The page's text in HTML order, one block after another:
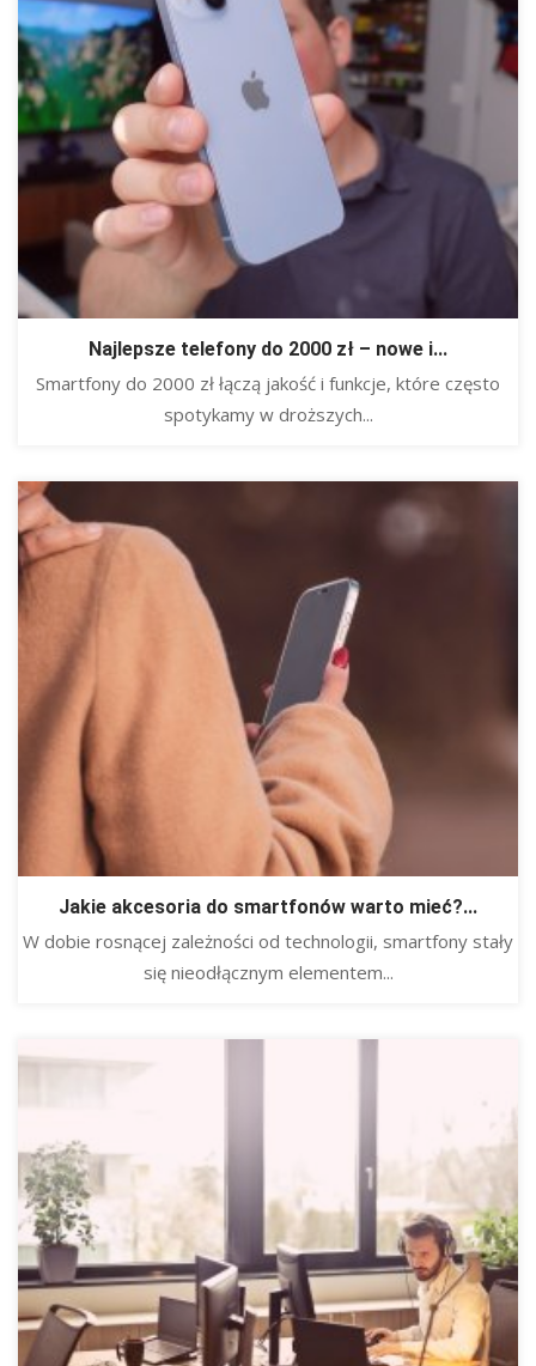
Najlepsze telefony do 2000 zł – nowe i...
​Smartfony do 2000 zł łączą jakość i funkcje, które często
spotykamy w droższych...
Jakie akcesoria do smartfonów warto mieć?...
W dobie rosnącej zależności od technologii, smartfony stały
się nieodłącznym elementem...